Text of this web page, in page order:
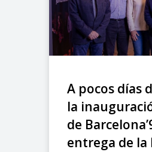
A pocos días
la
de
entrega de la